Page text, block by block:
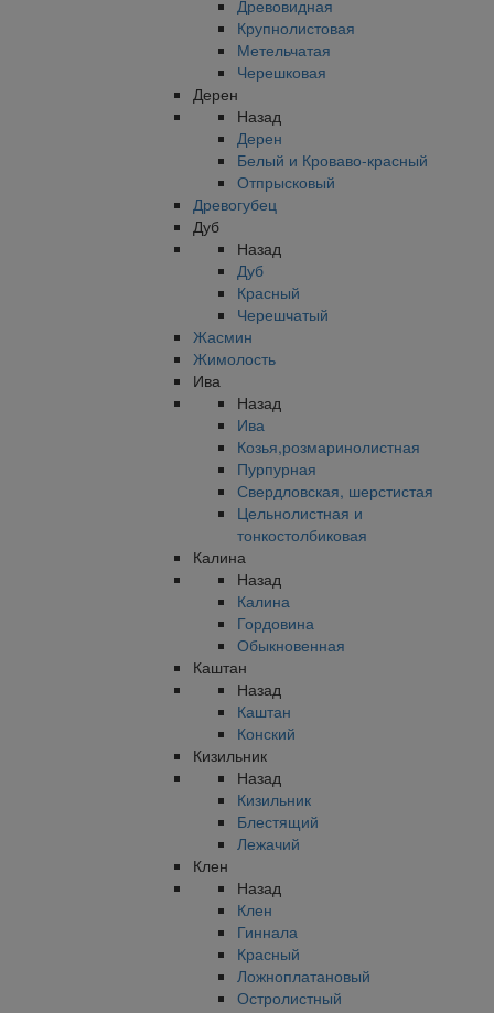
Древовидная
Крупнолистовая
Метельчатая
Черешковая
Дерен
Назад
Дерен
Белый и Кроваво-красный
Отпрысковый
Древогубец
Дуб
Назад
Дуб
Красный
Черешчатый
Жасмин
Жимолость
Ива
Назад
Ива
Козья,розмаринолистная
Пурпурная
Свердловская, шерстистая
Цельнолистная и
тонкостолбиковая
Калина
Назад
Калина
Гордовина
Обыкновенная
Каштан
Назад
Каштан
Конский
Кизильник
Назад
Кизильник
Блестящий
Лежачий
Клен
Назад
Клен
Гиннала
Красный
Ложноплатановый
Остролистный